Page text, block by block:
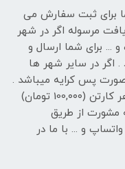
برای ثبت سفارش می
مرسوله اگر در شهر
... برای شما ارسال و
اگر در سایر شهر ها
پس کرایه میباشد .
یک هزینه باربری وجود دارد که به ازای هر کارتن (100,۰۰۰ تومان)
مشورت از طریق
و ... با ما در